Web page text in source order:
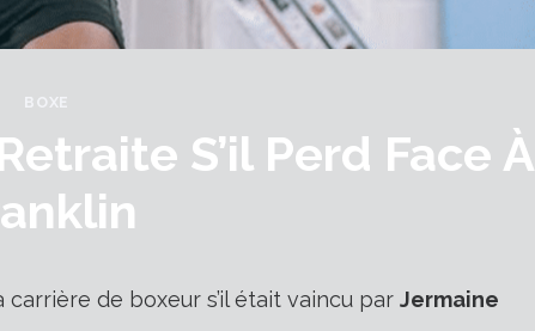
BOXE
S’il Perd Face À
carrière de boxeur s’il était vaincu par Jermaine